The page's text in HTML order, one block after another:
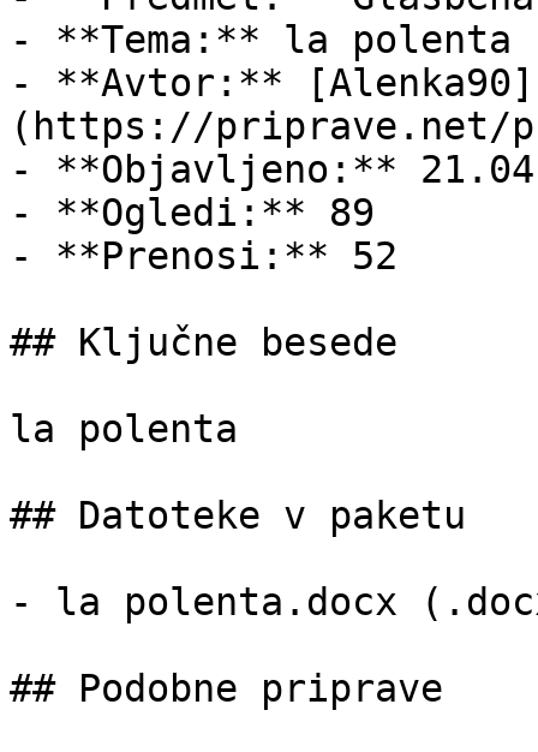
- **Tema:** la polenta
- **Avtor:** [Alenka90]
(https://priprave.net/
- **Objavljeno:**
- **Ogledi:** 89
- **Prenosi:** 52
## Ključne besede
la polenta
## Datoteke v paketu
- la polenta.docx
## Podobne priprave